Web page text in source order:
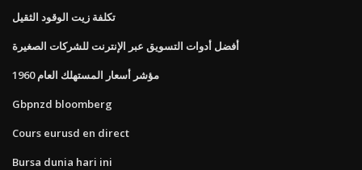
تكلفة زيت الوقود الثقيل
أفضل أدوات التسويق عبر الإنترنت للشركات الصغيرة
مؤشر أسعار المستهلك العام 1960
Gbpnzd bloomberg
Cours eurusd en direct
Bursa dunia hari ini